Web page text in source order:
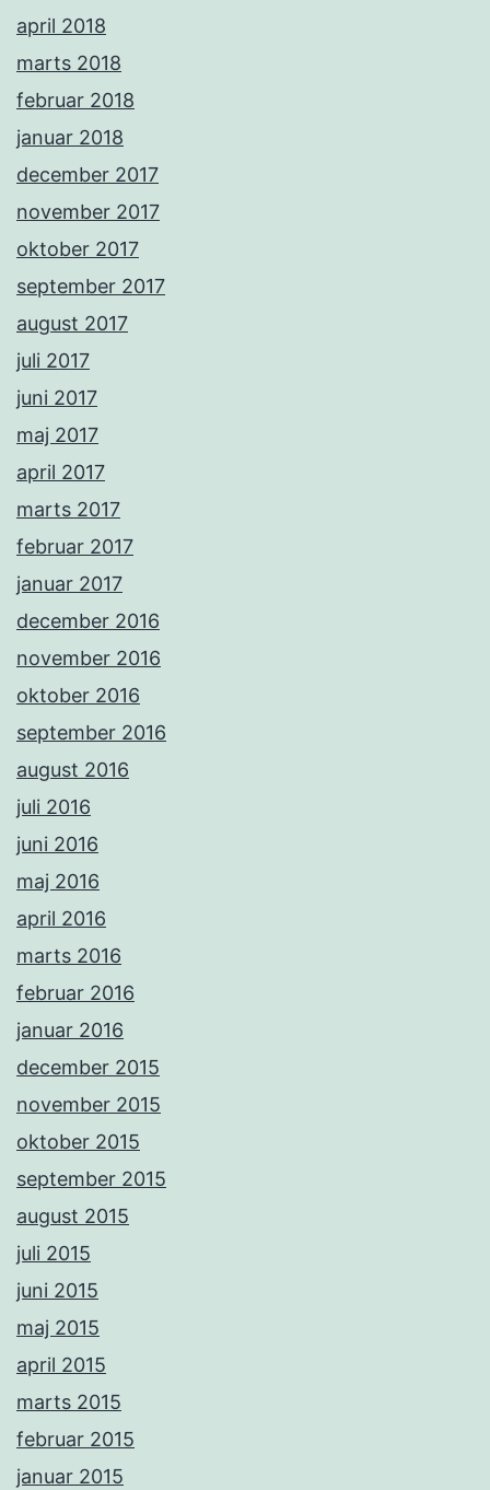
april 2018
marts 2018
februar 2018
januar 2018
december 2017
november 2017
oktober 2017
september 2017
august 2017
juli 2017
juni 2017
maj 2017
april 2017
marts 2017
februar 2017
januar 2017
december 2016
november 2016
oktober 2016
september 2016
august 2016
juli 2016
juni 2016
maj 2016
april 2016
marts 2016
februar 2016
januar 2016
december 2015
november 2015
oktober 2015
september 2015
august 2015
juli 2015
juni 2015
maj 2015
april 2015
marts 2015
februar 2015
januar 2015